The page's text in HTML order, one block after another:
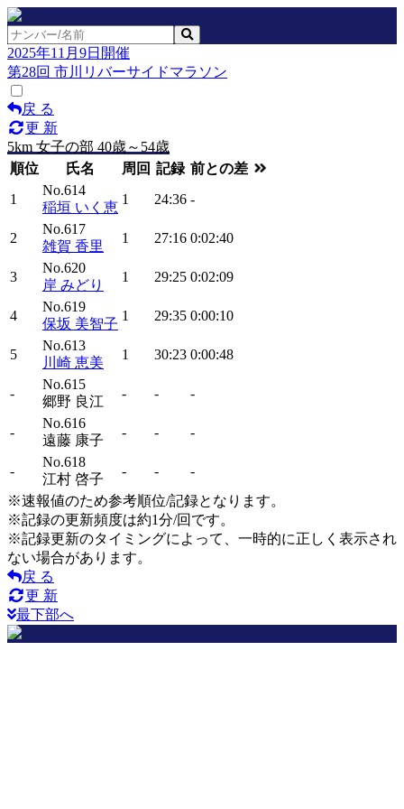
2025年11月9日開催
第28回 市川リバーサイドマラソン
戻 る
更 新
5km 女子の部 40歳～54歳
順位
氏名 周回 記録 前との差
1
No.614
稲垣 いく恵
1 24:36 -
2
No.617
雑賀 香里
1 27:16 0:02:40
3
No.620
岸 みどり
1 29:25 0:02:09
4
No.619
保坂 美智子
1 29:35 0:00:10
5
No.613
川崎 恵美
1 30:23 0:00:48
-
No.615
郷野 良江
- - -
-
No.616
遠藤 康子
- - -
-
No.618
江村 啓子
- -
-
※速報値のため参考順位/記録となります。
※記録の更新頻度は約1分/回です。
※記録更新のタイミングによって、一時的に正しく表示され
ない場合があります。
戻 る
更 新
最下部へ